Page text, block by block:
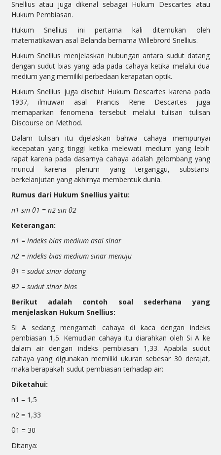
Snellius atau juga dikenal sebagai Hukum Descartes atau
Hukum Pembiasan.
Hukum Snellius ini pertama kali ditemukan oleh
matematikawan asal Belanda bernama Willebrord Snellius.
Hukum Snellius menjelaskan hubungan antara sudut datang
dengan sudut bias yang ada pada cahaya ketika melalui dua
medium yang memiliki perbedaan kerapatan optik.
Hukum Snellius juga disebut Hukum Descartes karena pada
1937, ilmuwan asal Prancis Rene Descartes juga
memaparkan fenomena tersebut melalui tulisan tulisan
Discourse on Method.
Dalam tulisan itu dijelaskan bahwa cahaya mempunyai
kecepatan yang tinggi ketika melewati medium yang lebih
rapat karena pada dasarnya cahaya adalah gelombang yang
muncul karena plenum yang terganggu, substansi
berkelanjutan yangakhirnya membentuk dunia.
Rumus dari Hukum Snellius yaitu:
n1 sin θ1 = n2sin θ2
Keterangan:
n1 = indeks bias medium asal sinar
n2= indeks bias medium sinar menuju
θ1 = sudut sinar datang
θ2= sudut sinar bias
Berikut adalah contoh soal sederhana yang
menjelaskan Hukum Snellius:
Si A sedang mengamati cahaya di kaca dengan indeks
pembiasan 1,5. Kemudian cahaya itu diarahkan oleh SiA ke
dalam air dengan indeks pembiasan 1,33. Apabila sudut
cahaya yang digunakan memiliki ukuran sebesar 30 derajat,
maka berapakah sudut pembiasan terhadap air:
Diketahui:
n1 = 1,5
n2= 1,33
θ1 = 30
Ditanya: